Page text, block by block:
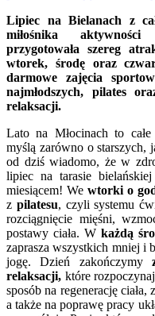
Lipiec na Bielanach z
miłośnika
przygotowała szereg
wtorek, środę oraz
darmowe zajęcia
najmłodszych, pilates
relaksacji.
Lato na Młocinach to
myślą zarówno o starszych,
od dziś wiadomo, że w
lipiec na tarasie
miesiącem! Wewtorki o
z pilatesu, czyli systemu
rozciągnięcie mięśni,
postawy ciała. W każdą
zaprasza wszystkich mniej i
jogę. Dzień zakończymy
relaksacji, które
sposób na regenerację
a także na poprawę pracy